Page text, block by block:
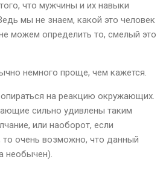
что мужчины и их навыки
мы не знаем, какой это человек
можем определить то, смелый это
немного проще, чем кажется.
на реакцию окружающих.
сильно удивлены таким
или наоборот, если
то очень возможно, что данный
необычен).